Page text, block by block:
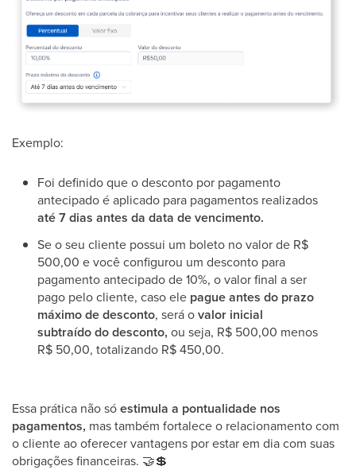
Exemplo:
Foi definido que o desconto por pagamento
antecipado é aplicado para pagamentos realizados
até 7 dias antes da data de vencimento.
Se o seu cliente possui um boleto no valor de R$
500,00 e você configurou um desconto para
pagamento antecipado de 10%, o valor final a ser
pago pelo cliente, caso ele pague antes do prazo
máximo de desconto, será ovalor inicial
subtraído do desconto, ou seja, R$ 500,00 menos
R$ 50,00, totalizando R$ 450,00.
Essa prática não sóestimula a pontualidade nos
pagamentos, mas também fortalece o relacionamento com
o cliente ao oferecer vantagens por estar em dia com suas
obrigações financeiras. 🤝💲